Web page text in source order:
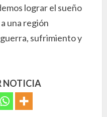
lograr el sueño
una región
sufrimiento y
NOTICIA